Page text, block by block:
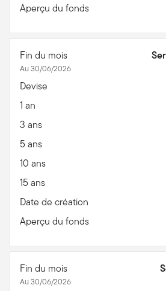
Aperçu du fonds
Fin du mois
Au 30/06/2026
Devise
1 an
3 ans
5 ans
10 ans
15 ans
Date de création
Aperçu du fonds
Fin du mois
Au 30/06/2026